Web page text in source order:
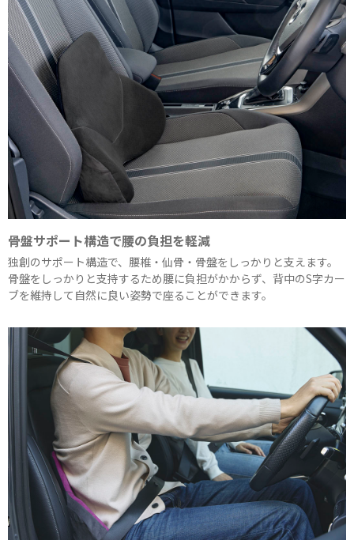
骨盤サポート構造で腰の負担を軽減
独創のサポート構造で、腰椎・仙骨・骨盤をしっかりと支えます。
骨盤をしっかりと支持するため腰に負担がかからず、背中のS字カー
ブを維持して自然に良い姿勢で座ることができます。